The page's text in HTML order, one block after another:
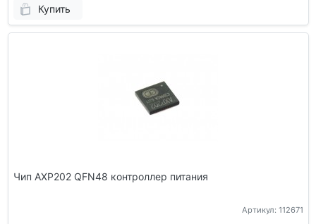
Купить
Чип AXP202 QFN48 контроллер питания
Артикул: 112671